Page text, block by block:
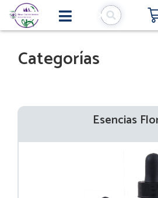
contenido
Categorías
Esencias